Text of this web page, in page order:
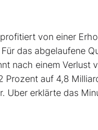
von einer
das abgelaufene
nach einem Verlust
Prozent auf 4,8
Uber erklärte das